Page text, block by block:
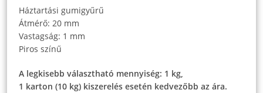
Háztartási gumigyűrű
Átmérő: 20 mm
Vastagság: 1 mm
Piros színű
A legkisebb választható mennyiség: 1 kg,
1 karton (10 kg) kiszerelés esetén kedvezőbb az ára.